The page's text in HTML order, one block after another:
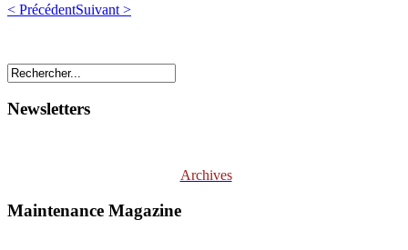
< PrécédentSuivant >
Newsletters
Archives
Maintenance Magazine